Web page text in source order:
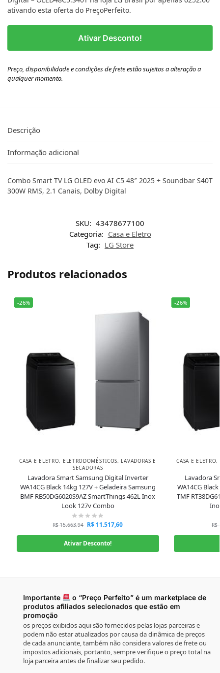
ativando esta oferta do PreçoPerfeito.
Ativar Desconto!
Preço, disponibilidade e condições de frete estão sujeitos a alteração a
qualquer momento.
Descrição
Informação adicional
Combo Smart TV LG OLED evo AI C5 48″ 2025 + Soundbar S40T
300W RMS, 2.1 Canais, Dolby Digital
SKU: 43478677100
Categoria: Casa e Eletro
Tag: LG Store
Produtos relacionados
-26%
CASA E ELETRO, ELETRODOMÉSTICOS, LAVADORAS E
SECADORAS
Lavadora Smart Samsung Digital Inverter
WA14CG Black 14kg 127V + Geladeira Samsung
BMF RB50DG6020S9AZ SmartThings 462L Inox
Look 127v Combo
R$15.663,94 R$ 11.517,60
Ativar Desconto!
-26%
CASA E ELETRO,
Lavadora
WA14CG
TMF
R$
Importante
o “Preço Perfeito” é um marketplace de
produtos afiliados selecionados que estão em
promoção
os preços exibidos aqui são fornecidos pelas lojas parceiras e
podem não estar atualizados por causa da dinâmica de preços
de cada anunciante, também não considera valores de frete ou
impostos adicionais, portanto, sempre verifique o preço total na
loja parceira antes de finalizar seu pedido.